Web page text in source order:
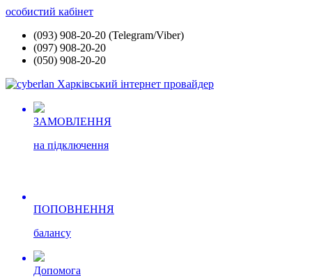
особистий кабінет
(093) 908-20-20 (Telegram/Viber)
(097) 908-20-20
(050) 908-20-20
ЗАМОВЛЕННЯ
на підключення
ПОПОВНЕННЯ
балансу
Допомога